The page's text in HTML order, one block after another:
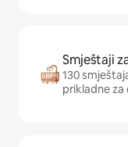
Smještaji
130
prikladne za